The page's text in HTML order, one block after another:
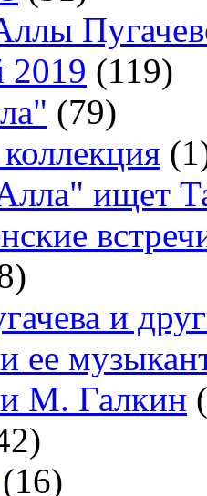
(119)
(79)
ищет
и
ее
М. Галкин
(16)